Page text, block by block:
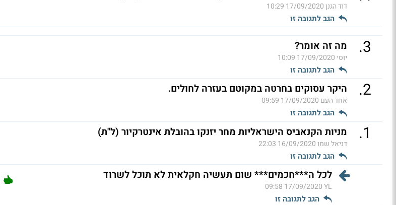
דוד הגנן17/09/2020 10:29
הגב לתגובה זו
3
. מה זה אומר?
יוסי17/09/2020 10:09
הגב לתגובה זו
2
. היקר עסוקים בחרטה במקוטם בעזרה לחולים.
אחד העם 17/09/2020 09:59
הגב לתגובה זו
1
. מניות הקנאביס הישראליות מחר יזנקו בהובלת אינטרקיור (ל"ת)
דניאל שמו16/09/2020 22:03
הגב לתגובה זו
לכל ה***חכמים*** שום תעשיה חקלאית לא תוכל לשרוד
YL
17/09/2020 09:58
הגב לתגובה זו